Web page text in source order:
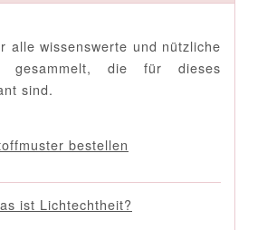
alle wissenswerte und nützliche
gesammelt, die für dieses
sind.
bestellen
ist Lichtechtheit?